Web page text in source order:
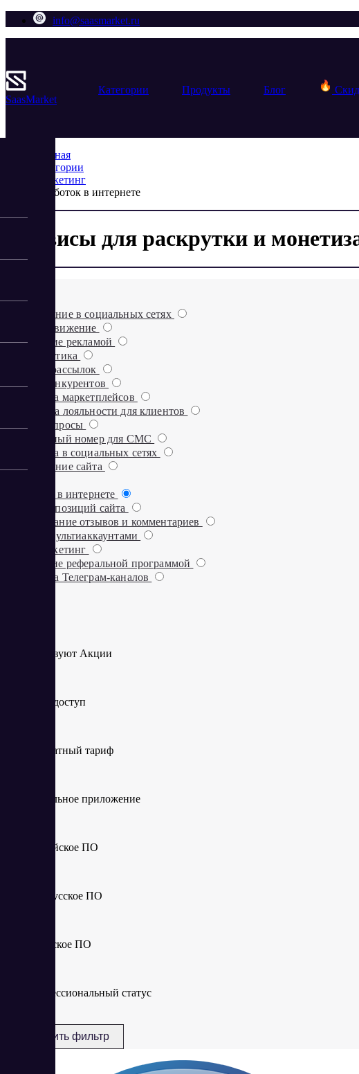
info@saasmarket.ru
SaasMarket
Категории Продукты Блог
Главная
Категории
Маркетинг
Заработок в интернете
Сервисы для раскрутки и
Продвижение в социальных сетях
SEO-продвижение
Управление рекламой
Веб-аналитика
Сервисы рассылок
Анализ конкурентов
Аналитика маркетплейсов
Программа лояльности для клиентов
Онлайн-опросы
Виртуальный номер для СМС
Аналитика в социальных сетях
Продвижение сайта
Заработок в интернете
Проверка позиций сайта
Отслеживание отзывов и комментариев
Работа с мультиаккаунтами
Email-маркетинг
Управление реферальной программой
Аналитика Телеграм-каналов
Действуют Акции
Демо-доступ
Бесплатный тариф
Мобильное приложение
Российское ПО
Белорусское ПО
Казахское ПО
Профессиональный статус
Сбросить фильтр